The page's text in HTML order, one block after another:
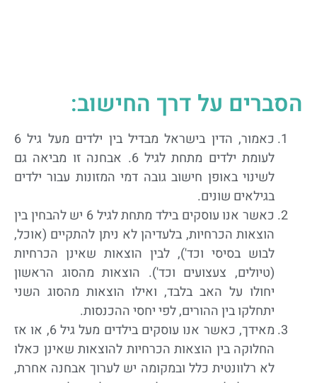
הסברים על דרך החישוב:
כאמור, הדין בישראל מבדיל בין ילדים מעל גיל 6
לעומת ילדים מתחת לגיל 6. אבחנה זו מביאה גם
לשינוי באופן חישוב גובה דמי המזונות עבור ילדים
בגילאים שונים.
כאשר אנו עוסקים בילד מתחת לגיל 6 יש להבחין בין
הוצאות הכרחיות, בלעדיהן לא ניתן להתקיים (אוכל,
לבוש בסיסי וכד'), לבין הוצאות שאינן הכרחיות
(טיולים, צעצועים וכד'). הוצאות מהסוג הראשון
יחולו על האב בלבד, ואילו הוצאות מהסוג השני
יתחלקו בין ההורים, לפי יחסי ההכנסות.
מאידך, כאשר אנו עוסקים בילדים מעל גיל 6, או אז
החלוקה בין הוצאות הכרחיות להוצאות שאינן כאלו
לא רלוונטית כלל ובמקומה יש לערוך אבחנה אחרת,